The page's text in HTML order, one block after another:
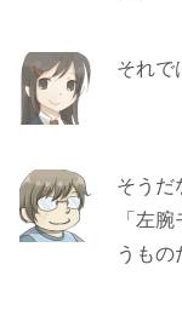
それで
そうだ
「左
うもの